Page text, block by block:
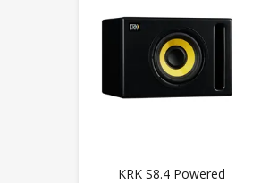
KRK S8.4 Powered